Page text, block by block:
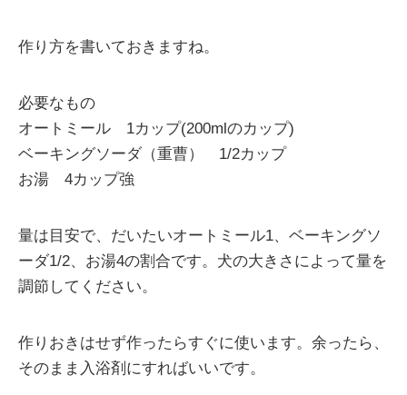
作り方を書いておきますね。
必要なもの
オートミール 1カップ(200mlのカップ)
ベーキングソーダ（重曹） 1/2カップ
お湯 4カップ強
量は目安で、だいたいオートミール1、ベーキングソ
ーダ1/2、お湯4の割合です。犬の大きさによって量を
調節してください。
作りおきはせず作ったらすぐに使います。余ったら、
そのまま入浴剤にすればいいです。